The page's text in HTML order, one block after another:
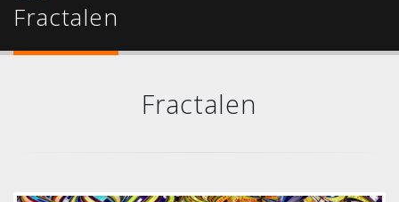
Fractalen
Fractalen